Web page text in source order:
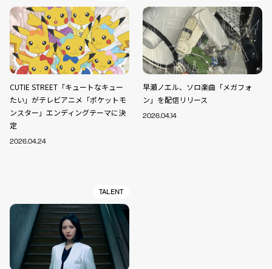
CUTIE STREET「キュートなキュー
たい」がテレビアニメ「ポケットモ
ンスター」エンディングテーマに決
定
2026.04.24
早瀬ノエル、ソロ楽曲「メガフォ
ン」を配信リリース
2026.04.14
TALENT